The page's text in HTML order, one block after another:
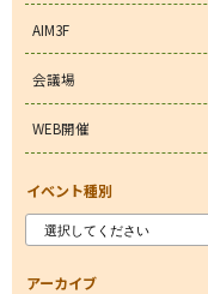
AIM3F
会議場
WEB開催
イベント種別
アーカイブ